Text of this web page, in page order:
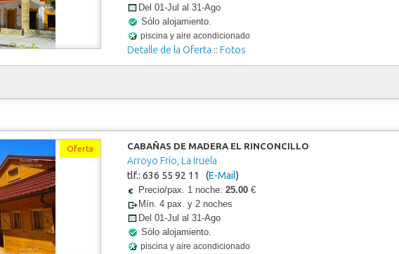
Del 01-Jul al 31-Ago
Sólo alojamiento.
piscina y aire acondicionado
Detalle de la Oferta :: Fotos
Oferta CABAÑAS DE MADERA EL RINCONCILLO
Arroyo Frío, La Iruela
tlf.: 636 55 92 11 (E-Mail)
Precio/pax. 1 noche:25.00 €
Mín. 4 pax. y 2 noches
Del 01-Jul al 31-Ago
Sólo alojamiento.
piscina y aire acondicionado